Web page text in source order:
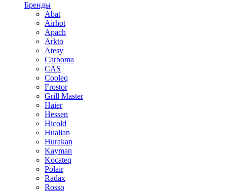
Бренды
Abat
Airhot
Apach
Arkto
Atesy
Carboma
CAS
Cooleq
Frostor
Grill Master
Haier
Hessen
Hicold
Hualian
Hurakan
Kayman
Kocateq
Polair
Radax
Rosso